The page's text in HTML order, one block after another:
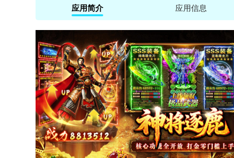
应用简介 应用信息